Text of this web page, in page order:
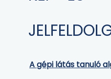
Cikkek
Cím
A gépi látás tanuló